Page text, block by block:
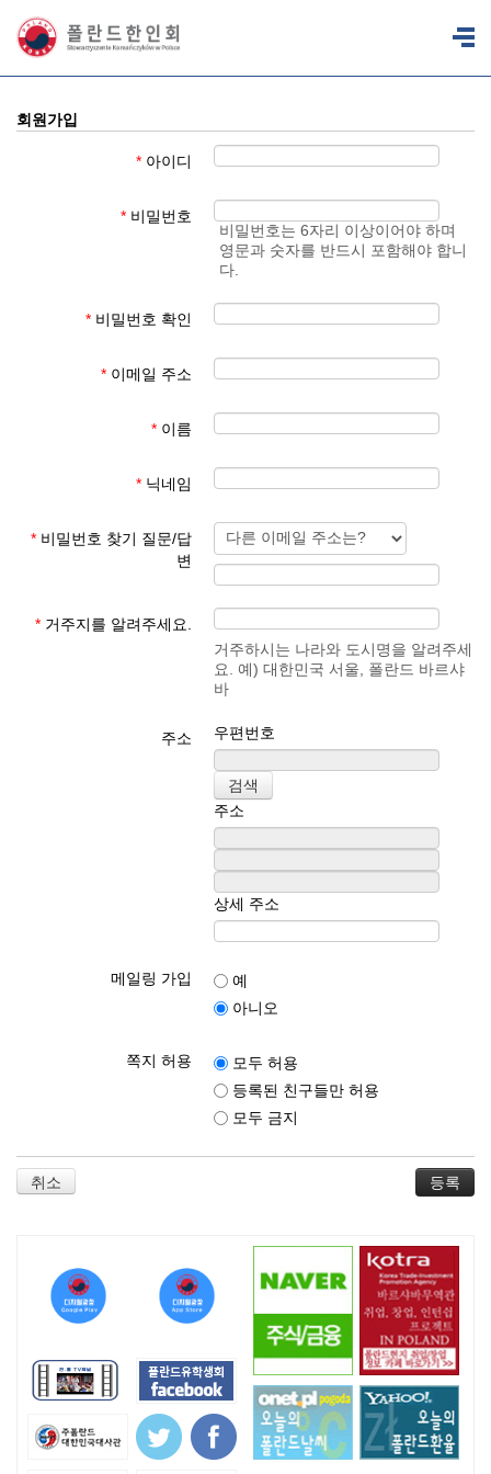
회원가입
* 아이디
* 비밀번호
비밀번호는 6자리 이상이어야 하며
영문과 숫자를 반드시 포함해야 합니
다.
* 비밀번호 확인
* 이메일 주소
* 이름
* 닉네임
* 비밀번호 찾기 질문/답
변
* 거주지를 알려주세요.
거주하시는 나라와 도시명을 알려주세
요. 예) 대한민국 서울, 폴란드 바르샤
바
주소 우편번호
주소
상세 주소
메일링 가입
예
아니오
쪽지 허용
모두 허용
등록된 친구들만 허용
모두 금지
취소